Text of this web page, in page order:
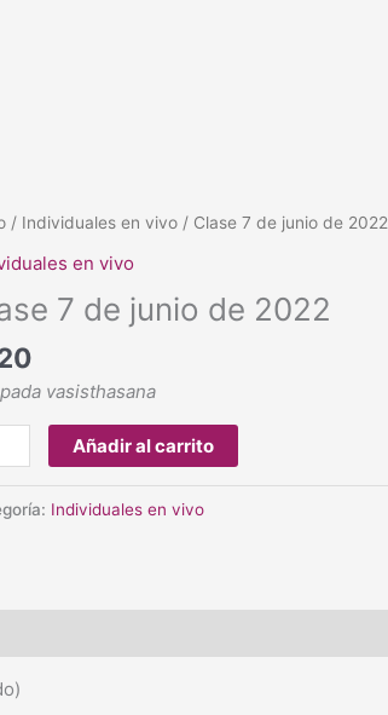
/ Individuales en vivo/ Clase 7 de junio de 2022
en vivo
7 de junio de 2022
vasisthasana
Añadir al carrito
Individuales en vivo